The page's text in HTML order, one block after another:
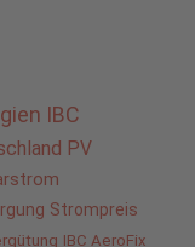
IBC
PV
Strompreis
IBC AeroFix